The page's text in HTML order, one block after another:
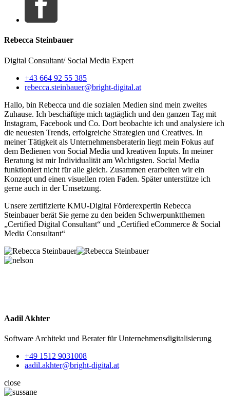
Rebecca Steinbauer
Digital Consultant/ Social Media Expert
+43 664 92 55 385
rebecca.steinbauer@bright-digital.at
Hallo, bin Rebecca und die sozialen Medien sind mein zweites
Zuhause. Ich beschäftige mich tagtäglich und den ganzen Tag mit
Instagram, Facebook und Co. Dort beobachte ich und analysiere ich
die neuesten Trends, erfolgreiche Strategien und Creatives. In
meiner Tätigkeit als Unternehmensberaterin liegt mein Fokus auf
dem Bedienen von Social Media und kreativen Inputs. In meiner
Beratung ist mir Individualität am Wichtigsten. Social Media
funktioniert nicht für alle gleich. Zusammen erarbeiten wir ein
Konzept und einen visuellen roten Faden. Später unterstütze ich
gerne auch in der Umsetzung.
Unsere zertifizierte KMU-Digital Förderexpertin Rebecca
Steinbauer berät Sie gerne zu den beiden Schwerpunktthemen
„Certified Digital Consultant“ und „Certified eCommerce & Social
Media Consultant“
Aadil Akhter
Software Architekt und Berater für Unternehmensdigitalisierung
+49 1512 9031008
aadil.akhter@bright-digital.at
close